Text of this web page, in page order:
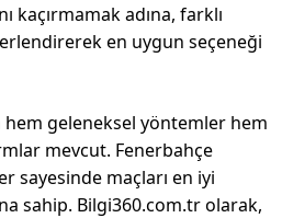
kaçırmamak adına, farklı
en uygun seçeneği
hem geleneksel yöntemler hem
mevcut. Fenerbahçe
sayesinde maçları en iyi
sahip. Bilgi360.com.tr olarak,